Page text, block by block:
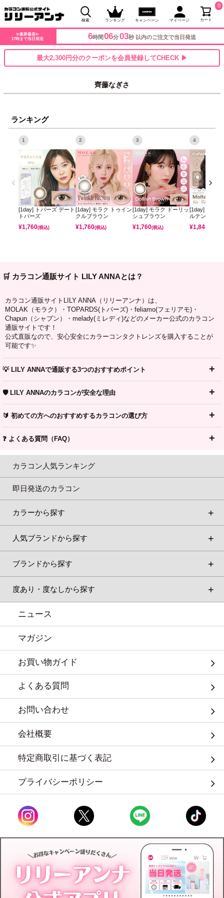
検索 ランキング キャンペーン マイページ カート
0
✨業界最長✨
17時まで当日発送
6時間 06分03秒 以内のご注文で当日発送
最大2,300円分のクーポンを会員登録してCHECK ▶
齊藤なぎさ
ランキング
1
[1day] トパーズ デート
トパーズ
¥1,760(税込)
2
[1day] モラク トゥイン
クルブラウン
¥1,760(税込)
3
[1day] モラク ドーリッ
シュブラウン
¥1,760(税込)
4
[1day] コファ
ルテンパフ
¥1,848
🛒 カラコン通販サイト LILY ANNAとは？
カラコン通販サイトLILY ANNA（リリーアンナ）は、
MOLAK（モラク）・TOPARDS(トパーズ)・feliamo(フェリアモ)・
Chapun（シャプン）・melady(ミレディ)などのメーカー公式のカラコン
通販サイトです！
公式直販なので、安心安全にカラーコンタクトレンズを購入することが
可能です✨
💡 LILY ANNAで通販する3つのおすすめポイント
🛡️ LILY ANNAのカラコンが安全な理由
🔰 初めての方へのおすすめするカラコンの選び方
❓ よくある質問（FAQ）
カラコン人気ランキング
即日発送のカラコン
カラーから探す
人気ブランドから探す
ブランドから探す
度あり・度なしから探す
ニュース
マガジン
お買い物ガイド
よくある質問
お問い合わせ
会社概要
特定商取引に基づく表記
プライバシーポリシー